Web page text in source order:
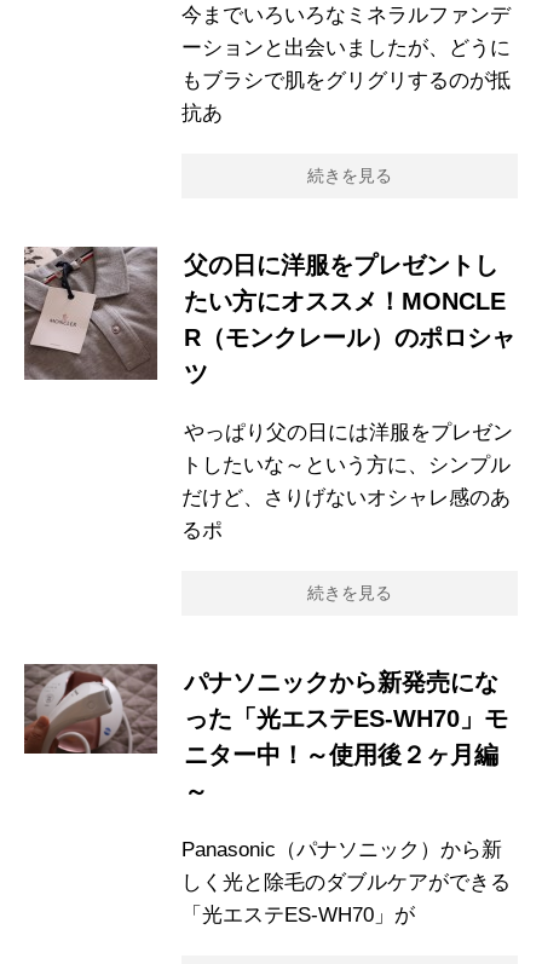
今までいろいろなミネラルファンデ
ーションと出会いましたが、どうに
もブラシで肌をグリグリするのが抵
抗あ
続きを見る
父の日に洋服をプレゼントし
たい方にオススメ！MONCLE
R（モンクレール）のポロシャ
ツ
やっぱり父の日には洋服をプレゼン
トしたいな～という方に、シンプル
だけど、さりげないオシャレ感のあ
るポ
続きを見る
パナソニックから新発売にな
った「光エステES-WH70」モ
ニター中！～使用後２ヶ月編
～
Panasonic（パナソニック）から新
しく光と除毛のダブルケアができる
「光エステES-WH70」が